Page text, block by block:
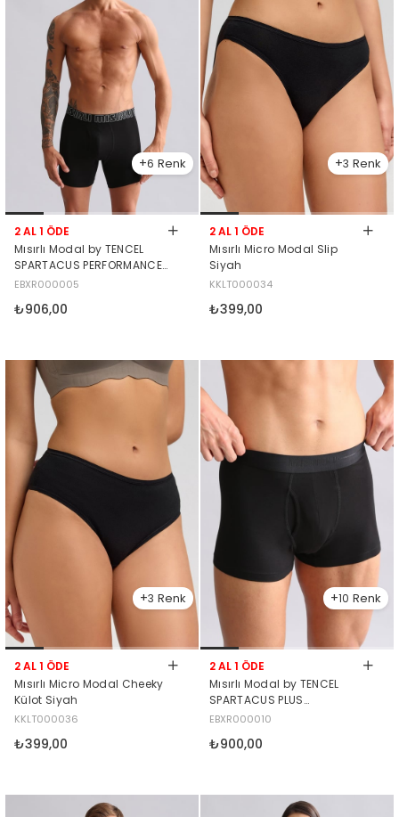
6
2 AL 1 ÖDE
Mısırlı Modal by TENCEL
SPARTACUS PERFORMANCE
Long Boxer Siyah
EBXR000005
₺906,00
3
2 AL 1 ÖDE
Mısırlı Micro Modal Slip
Siyah
KKLT000034
₺399,00
3
2 AL 1 ÖDE
Mısırlı Micro Modal Cheeky
Külot Siyah
KKLT000036
₺399,00
10
2 AL 1 ÖDE
Mısırlı Modal by TENCEL
SPARTACUS PLUS
PERFORMANCE Boxer Siyah
EBXR000010
₺900,00